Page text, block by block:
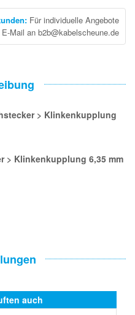
: Für individuelle Angebote
Mail an b2b@kabelscheune.de
> Klinkenkupplung
> Klinkenkupplung 6,35 mm
auch